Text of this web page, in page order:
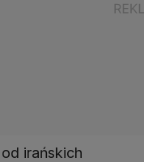
irańskich